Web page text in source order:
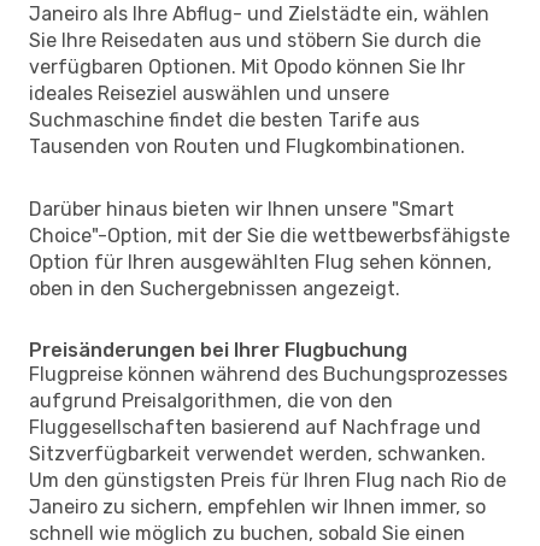
Janeiro als Ihre Abflug- und Zielstädte ein, wählen
Sie Ihre Reisedaten aus und stöbern Sie durch die
verfügbaren Optionen. Mit Opodo können Sie Ihr
ideales Reiseziel auswählen und unsere
Suchmaschine findet die besten Tarife aus
Tausenden von Routen und Flugkombinationen.
Darüber hinaus bieten wir Ihnen unsere "Smart
Choice"-Option, mit der Sie die wettbewerbsfähigste
Option für Ihren ausgewählten Flug sehen können,
oben in den Suchergebnissen angezeigt.
Preisänderungen bei Ihrer Flugbuchung
Flugpreise können während des Buchungsprozesses
aufgrund Preisalgorithmen, die von den
Fluggesellschaften basierend auf Nachfrage und
Sitzverfügbarkeit verwendet werden, schwanken.
Um den günstigsten Preis für Ihren Flug nach Rio de
Janeiro zu sichern, empfehlen wir Ihnen immer, so
schnell wie möglich zu buchen, sobald Sie einen